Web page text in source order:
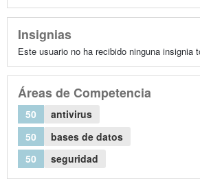
Insignias
Este usuario no ha recibido ninguna insignia
Áreas de Competencia
50
antivirus
50
bases de datos
50
seguridad